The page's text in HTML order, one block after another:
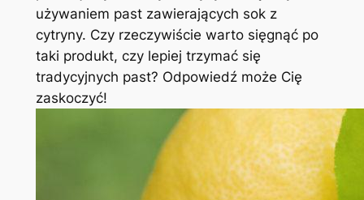
używaniem past zawierających sok z
cytryny. Czy rzeczywiście warto sięgnąć ‍po
taki produkt, czy lepiej ⁢trzymać się
⁤tradycyjnych past? Odpowiedź ⁤może Cię
zaskoczyć!